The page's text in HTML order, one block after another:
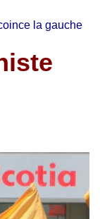
la gauche